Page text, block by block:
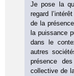
Je pose la
regard
de la
la puissance
dans le
autres
présence
collective de